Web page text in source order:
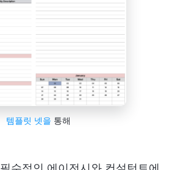
템플릿 넷을 통해